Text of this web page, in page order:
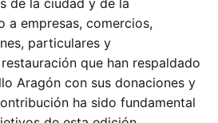
de la ciudad y de la
a empresas, comercios,
particulares y
que han respaldado
Aragón con sus donaciones y
ha sido fundamental